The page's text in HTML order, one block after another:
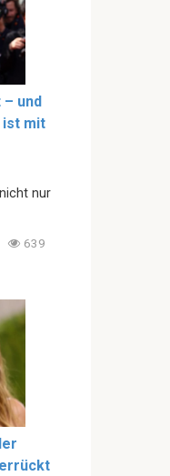
und
ist mit
nur
639